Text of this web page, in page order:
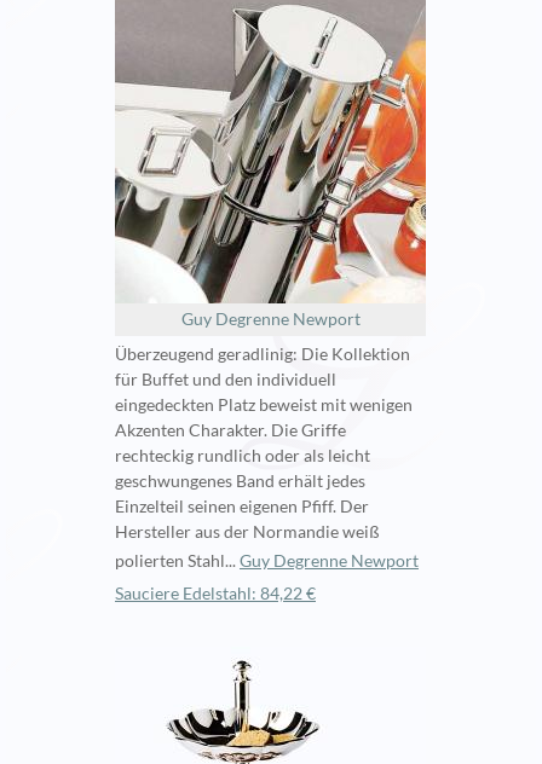
Guy Degrenne Newport
Überzeugend geradlinig: Die Kollektion
für Buffet und den individuell
eingedeckten Platz beweist mit wenigen
Akzenten Charakter. Die Griffe
rechteckig rundlich oder als leicht
geschwungenes Band erhält jedes
Einzelteil seinen eigenen Pfiff. Der
Hersteller aus der Normandie weiß
polierten Stahl... Guy Degrenne Newport
Sauciere Edelstahl: 84,22 €